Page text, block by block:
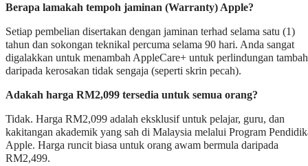
Berapa lamakah tempoh jaminan (Warranty) Apple?
Setiap pembelian disertakan dengan jaminan terhad selama satu (1)
tahun dan sokongan teknikal percuma selama 90 hari. Anda sangat
digalakkan untuk menambah AppleCare+ untuk perlindungan
daripada kerosakan tidak sengaja (seperti skrin pecah).
Adakah harga RM2,099 tersedia untuk semua orang?
Tidak. Harga RM2,099 adalah eksklusif untuk pelajar, guru, dan
kakitangan akademik yang sah di Malaysia melalui Program
Apple. Harga runcit biasa untuk orang awam bermula daripada
RM2,499.